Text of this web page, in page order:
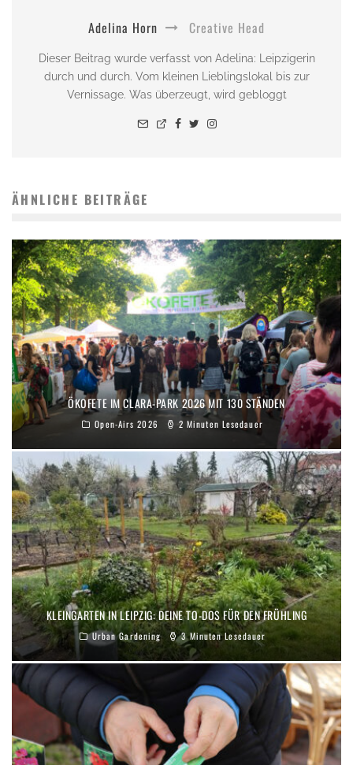
Adelina Horn Creative Head
Dieser Beitrag wurde verfasst von Adelina: Leipzigerin
durch und durch. Vom kleinen Lieblingslokal bis zur
Vernissage. Was überzeugt, wird gebloggt
ÄHNLICHE BEITRÄGE
ÖKOFETE IM CLARA-PARK 2026 MIT 130 STÄNDEN
Open-Airs 2026 2 Minuten Lesedauer
KLEINGARTEN IN LEIPZIG: DEINE TO-DOS FÜR DEN FRÜHLING
Urban Gardening 3 Minuten Lesedauer